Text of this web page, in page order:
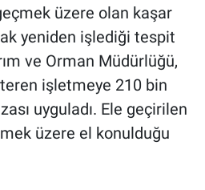
üzere olan kaşar
yeniden işlediği tespit
ve Orman Müdürlüğü,
işletmeye 210 bin
uyguladı. Ele geçirilen
üzere el konulduğu